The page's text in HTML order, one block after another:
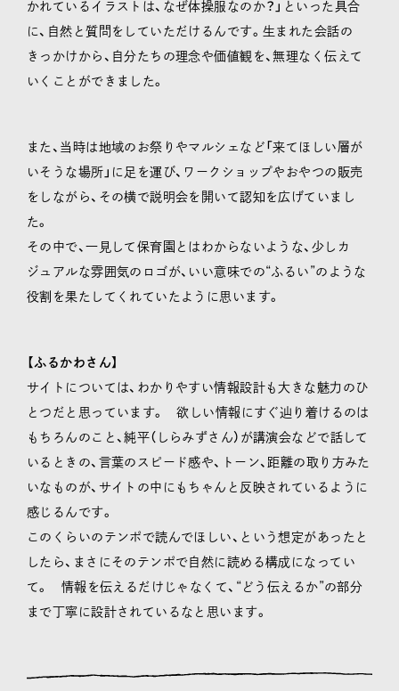
かれているイラストは、なぜ体操服なのか？」といった具合
に、自然と質問をしていただけるんです。生まれた会話の
きっかけから、自分たちの理念や価値観を、無理なく伝えて
いくことができました。
また、当時は地域のお祭りやマルシェなど「来てほしい層が
いそうな場所」に足を運び、ワークショップやおやつの販売
をしながら、その横で説明会を開いて認知を広げていまし
た。
その中で、一見して保育園とはわからないような、少しカ
ジュアルな雰囲気のロゴが、いい意味での“ふるい”のような
役割を果たしてくれていたように思います。
【ふるかわさん】
サイトについては、わかりやすい情報設計も大きな魅力のひ
とつだと思っています。 欲しい情報にすぐ辿り着けるのは
もちろんのこと、純平（しらみずさん）が講演会などで話して
いるときの、言葉のスピード感や、トーン、距離の取り方みた
いなものが、サイトの中にもちゃんと反映されているように
感じるんです。
このくらいのテンポで読んでほしい、という想定があったと
したら、まさにそのテンポで自然に読める構成になってい
て。 情報を伝えるだけじゃなくて、“どう伝えるか”の部分
まで丁寧に設計されているなと思います。